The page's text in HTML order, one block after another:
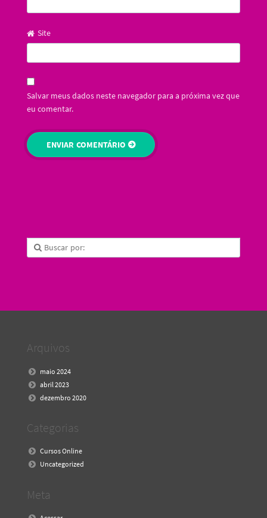
Site
Salvar meus dados neste navegador para a próxima vez que
eu comentar.
Arquivos
maio 2024
abril 2023
dezembro 2020
Categorias
Cursos Online
Uncategorized
Meta